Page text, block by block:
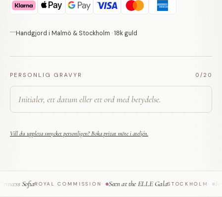
Handgjord i Malmö & Stockholm · 18k guld
PERSONLIG GRAVYR 0 /20
Vill du uppleva smycket personligen? Boka privat möte i ateljén.
SofiaROYAL COMMISSION· Seen at the ELLE GalaSTOCKHOLM ·